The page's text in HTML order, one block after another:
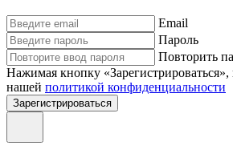
Email
Пароль
Повторить
Нажимая кнопку «Зарегистрироваться»,
нашей политикой конфиденциальности
Зарегистрироваться